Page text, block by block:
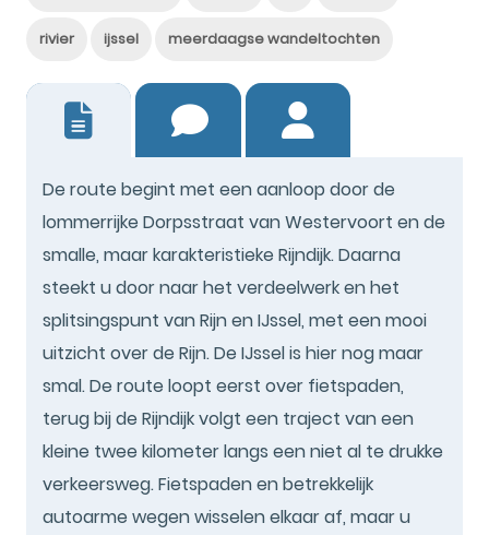
rivier ijssel meerdaagse wandeltochten
De route begint met een aanloop door de
lommerrijke Dorpsstraat van Westervoort en de
smalle, maar karakteristieke Rijndijk. Daarna
steekt u door naar het verdeelwerk en het
splitsingspunt van Rijn en IJssel, met een mooi
uitzicht over de Rijn. De IJssel is hier nog maar
smal. De route loopt eerst over fietspaden,
terug bij de Rijndijk volgt een traject van een
kleine twee kilometer langs een niet al te drukke
verkeersweg. Fietspaden en betrekkelijk
autoarme wegen wisselen elkaar af, maar u